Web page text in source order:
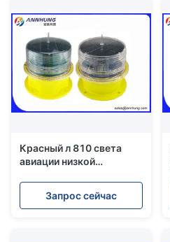
Красный л 810 света
авиации низкой
солнечные для 45
метров башни
Запрос сейчас